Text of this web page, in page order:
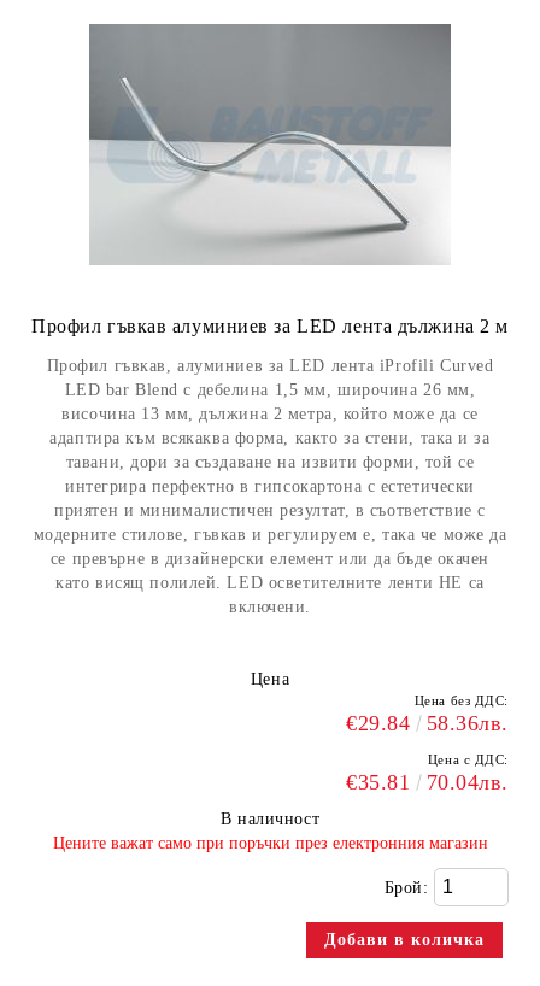
Профил гъвкав алуминиев за LED лента дължина 2 м
Профил гъвкав, алуминиев за LED лента iProfili Curved
LED bar Blend с дебелина 1,5 мм, широчина 26 мм,
височина 13 мм, дължина 2 метра, който може да се
адаптира към всякаква форма, както за стени, така и за
тавани, дори за създаване на извити форми, той се
интегрира перфектно в гипсокартона с естетически
приятен и минималистичен резултат, в съответствие с
модерните стилове, гъвкав и регулируем е, така че може да
се превърне в дизайнерски елемент или да бъде окачен
като висящ полилей. LED осветителните ленти НЕ са
включени.
Цена
Цена без ДДС:
€29.84 58.36лв.
Цена с ДДС:
€35.81 70.04лв.
В наличност
​Цените важат само при поръчки през електронния магазин
Брой: